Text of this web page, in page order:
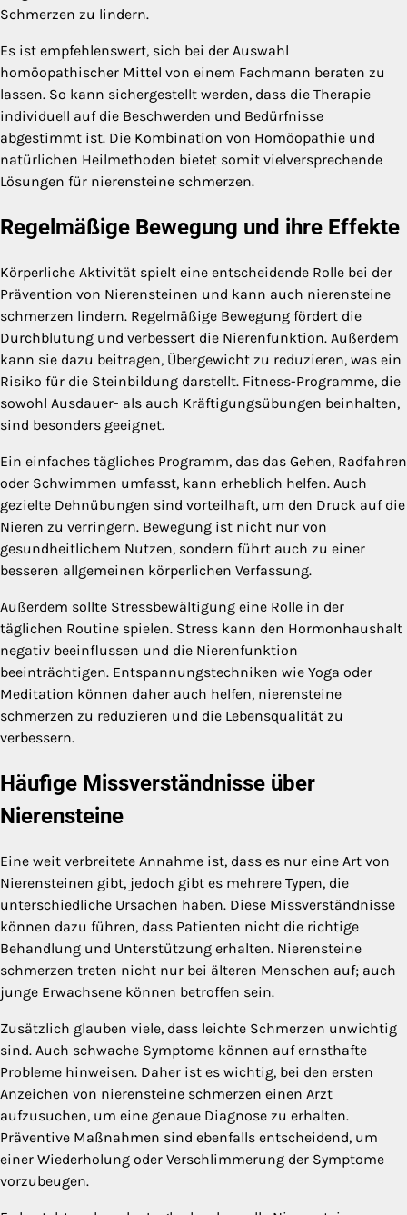
Schmerzen zu lindern.
Es ist empfehlenswert, sich bei der Auswahl
homöopathischer Mittel von einem Fachmann beraten zu
lassen. So kann sichergestellt werden, dass die Therapie
individuell auf die Beschwerden und Bedürfnisse
abgestimmt ist. Die Kombination von Homöopathie und
natürlichen Heilmethoden bietet somit vielversprechende
Lösungen für nierensteine schmerzen.
Regelmäßige Bewegung und ihre Effekte
Körperliche Aktivität spielt eine entscheidende Rolle bei der
Prävention von Nierensteinen und kann auch nierensteine
schmerzen lindern. Regelmäßige Bewegung fördert die
Durchblutung und verbessert die Nierenfunktion. Außerdem
kann sie dazu beitragen, Übergewicht zu reduzieren, was ein
Risiko für die Steinbildung darstellt. Fitness-Programme, die
sowohl Ausdauer- als auch Kräftigungsübungen beinhalten,
sind besonders geeignet.
Ein einfaches tägliches Programm, das das Gehen, Radfahren
oder Schwimmen umfasst, kann erheblich helfen. Auch
gezielte Dehnübungen sind vorteilhaft, um den Druck auf die
Nieren zu verringern. Bewegung ist nicht nur von
gesundheitlichem Nutzen, sondern führt auch zu einer
besseren allgemeinen körperlichen Verfassung.
Außerdem sollte Stressbewältigung eine Rolle in der
täglichen Routine spielen. Stress kann den Hormonhaushalt
negativ beeinflussen und die Nierenfunktion
beeinträchtigen. Entspannungstechniken wie Yoga oder
Meditation können daher auch helfen, nierensteine
schmerzen zu reduzieren und die Lebensqualität zu
verbessern.
Häufige Missverständnisse über
Nierensteine
Eine weit verbreitete Annahme ist, dass es nur eine Art von
Nierensteinen gibt, jedoch gibt es mehrere Typen, die
unterschiedliche Ursachen haben. Diese Missverständnisse
können dazu führen, dass Patienten nicht die richtige
Behandlung und Unterstützung erhalten. Nierensteine
schmerzen treten nicht nur bei älteren Menschen auf; auch
junge Erwachsene können betroffen sein.
Zusätzlich glauben viele, dass leichte Schmerzen unwichtig
sind. Auch schwache Symptome können auf ernsthafte
Probleme hinweisen. Daher ist es wichtig, bei den ersten
Anzeichen von nierensteine schmerzen einen Arzt
aufzusuchen, um eine genaue Diagnose zu erhalten.
Präventive Maßnahmen sind ebenfalls entscheidend, um
einer Wiederholung oder Verschlimmerung der Symptome
vorzubeugen.